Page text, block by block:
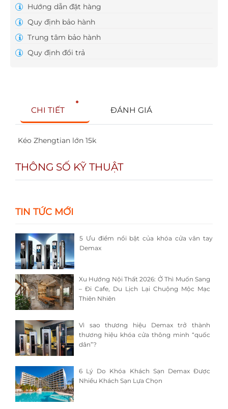
Hướng dẫn đặt hàng
Quy định bảo hành
Trung tâm bảo hành
Quy định đổi trả
CHI TIẾT ĐÁNH GIÁ
Kéo Zhengtian lớn 15k
THÔNG SỐ KỸ THUẬT
TIN TỨC MỚI
5 Ưu điểm nổi bật của khóa cửa vân tay
Demax
Xu Hướng Nội Thất 2026: Ở Thì Muốn Sang
– Đi Cafe, Du Lịch Lại Chuộng Mộc Mạc
Thiên Nhiên
Vì sao thương hiệu Demax trở thành
thương hiệu khóa cửa thông minh “quốc
dân”?
6 Lý Do Khóa Khách Sạn Demax Được
Nhiều Khách Sạn Lựa Chọn